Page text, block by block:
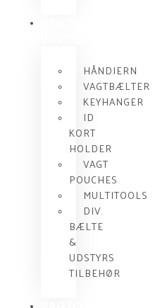
HÅNDJERN
VAGTBÆLTER
KEYHANGER
ID
KORT
HOLDER
VAGT
POUCHES
MULTITOOLS
DIV.
BÆLTE
&
UDSTYRS
TILBEHØR